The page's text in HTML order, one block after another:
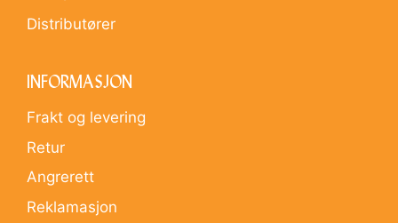
Distributører
INFORMASJON
Frakt og levering
Retur
Angrerett
Reklamasjon